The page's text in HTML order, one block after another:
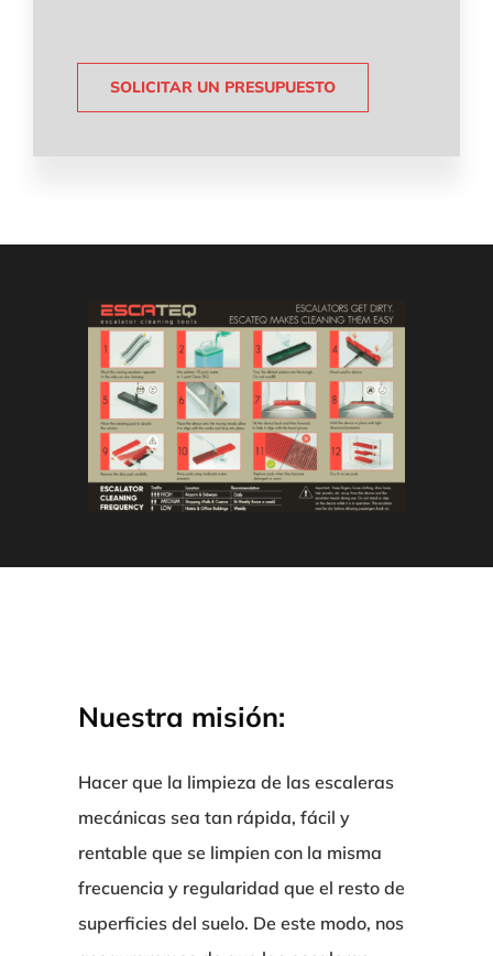
SOLICITAR UN PRESUPUESTO
Nuestra misión:
Hacer que la limpieza de las escaleras
mecánicas sea tan rápida, fácil y
rentable que se limpien con la misma
frecuencia y regularidad que el resto de
superficies del suelo. De este modo, nos